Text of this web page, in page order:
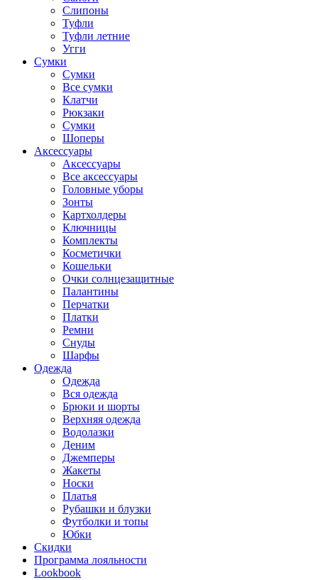
Слипоны
Туфли
Туфли летние
Угги
Сумки
Сумки
Все сумки
Клатчи
Рюкзаки
Сумки
Шоперы
Аксессуары
Аксессуары
Все аксессуары
Головные уборы
Зонты
Картхолдеры
Ключницы
Комплекты
Косметички
Кошельки
Очки солнцезащитные
Палантины
Перчатки
Платки
Ремни
Снуды
Шарфы
Одежда
Одежда
Вся одежда
Брюки и шорты
Верхняя одежда
Водолазки
Деним
Джемперы
Жакеты
Носки
Платья
Рубашки и блузки
Футболки и топы
Юбки
Скидки
Программа лояльности
Lookbook